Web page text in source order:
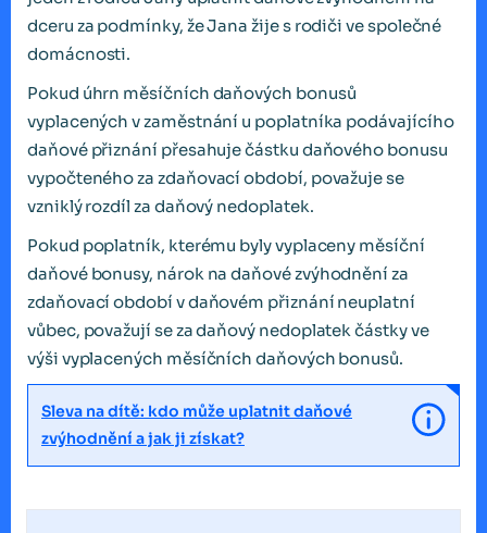
dceru za podmínky, že Jana žije s rodiči ve společné
domácnosti.
Pokud úhrn měsíčních daňových bonusů
vyplacených v zaměstnání u poplatníka podávajícího
daňové přiznání přesahuje částku daňového bonusu
vypočteného za zdaňovací období, považuje se
vzniklý rozdíl za daňový nedoplatek.
Pokud poplatník, kterému byly vyplaceny měsíční
daňové bonusy, nárok na daňové zvýhodnění za
zdaňovací období v daňovém přiznání neuplatní
vůbec, považují se za daňový nedoplatek částky ve
výši vyplacených měsíčních daňových bonusů.
Sleva na dítě: kdo může uplatnit daňové
zvýhodnění a jak ji získat?